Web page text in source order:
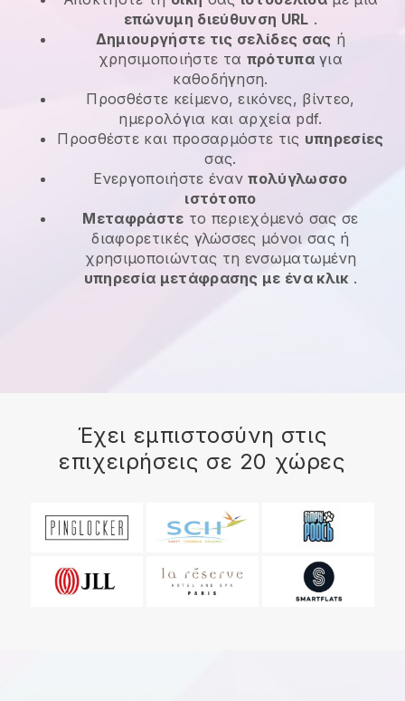
επώνυμη διεύθυνση URL .
Δημιουργήστε τις σελίδες σας ή
χρησιμοποιήστε τα πρότυπαγια
καθοδήγηση.
Προσθέστε κείμενο, εικόνες, βίντεο,
ημερολόγια και αρχεία pdf.
Προσθέστε και προσαρμόστε τις υπηρεσίες
σας.
Ενεργοποιήστε ένανπολύγλωσσο
ιστότοπο
Μεταφράστε το περιεχόμενό σας σε
διαφορετικές γλώσσες μόνοι σας ή
χρησιμοποιώντας τη ενσωματωμένη
υπηρεσία μετάφρασης με ένα κλικ .
Έχει εμπιστοσύνη στις
επιχειρήσεις σε 20 χώρες